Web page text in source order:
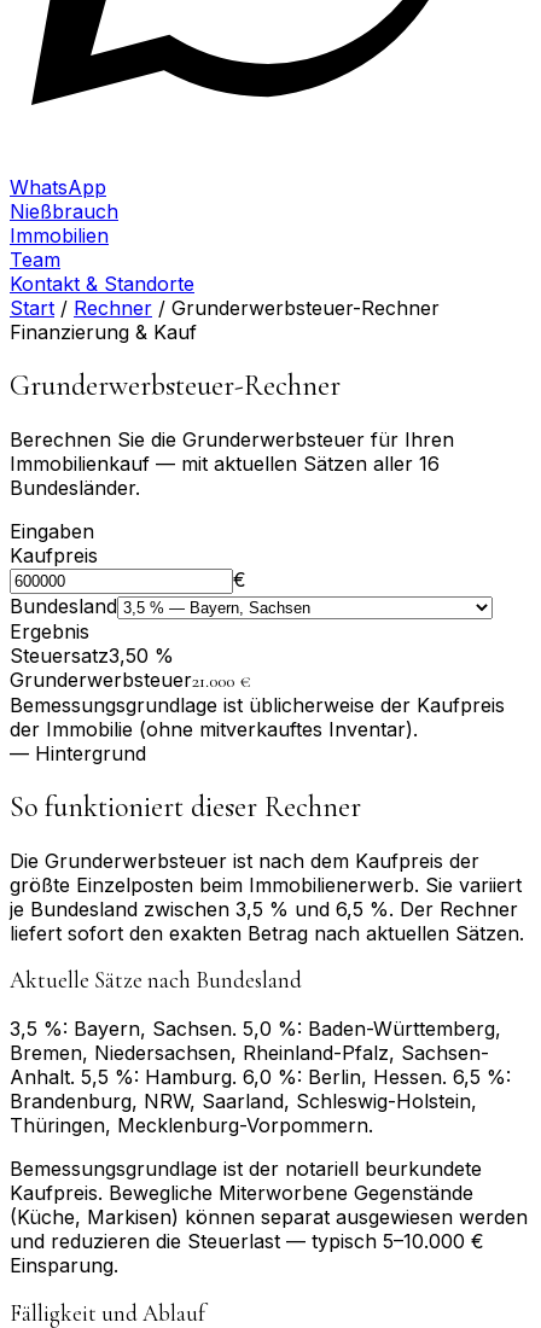
WhatsApp
Nießbrauch
Immobilien
Team
Kontakt & Standorte
Start / Rechner / Grunderwerbsteuer-Rechner
Finanzierung & Kauf
Grunderwerbsteuer-Rechner
Berechnen Sie die Grunderwerbsteuer für Ihren
Immobilienkauf — mit aktuellen Sätzen aller 16
Bundesländer.
Eingaben
Kaufpreis
€
Bundesland
Ergebnis
Steuersatz3,50 %
Grunderwerbsteuer21.000 €
Bemessungs­grundlage ist üblicherweise der Kaufpreis
der Immobilie (ohne mitverkauftes Inventar).
— Hintergrund
So funktioniert dieser Rechner
Die Grunderwerbsteuer ist nach dem Kaufpreis der
größte Einzelposten beim Immobilien­erwerb. Sie variiert
je Bundesland zwischen 3,5 % und 6,5 %. Der Rechner
liefert sofort den exakten Betrag nach aktuellen Sätzen.
Aktuelle Sätze nach Bundesland
3,5 %: Bayern, Sachsen. 5,0 %: Baden-Württemberg,
Bremen, Niedersachsen, Rheinland-Pfalz, Sachsen-
Anhalt. 5,5 %: Hamburg. 6,0 %: Berlin, Hessen. 6,5 %:
Brandenburg, NRW, Saarland, Schleswig-Holstein,
Thüringen, Mecklenburg-Vorpommern.
Bemessungs­grundlage ist der notariell beurkundete
Kaufpreis. Bewegliche Mit­erworbene Gegenstände
(Küche, Markisen) können separat ausgewiesen werden
und reduzieren die Steuerlast — typisch 5–10.000 €
Einsparung.
Fälligkeit und Ablauf